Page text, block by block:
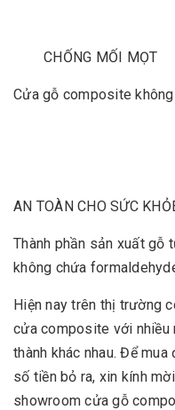
CHỐNG MỐI MỌT
Cửa gỗ composite
AN TOÀN CHO SỨC
Thành phần sản xuất gỗ
không chứa
Hiện nay trên thị trường
cửa composite với nhiều
thành khác nhau. Để
số tiền bỏ ra, xin kính
showroom cửa gỗ